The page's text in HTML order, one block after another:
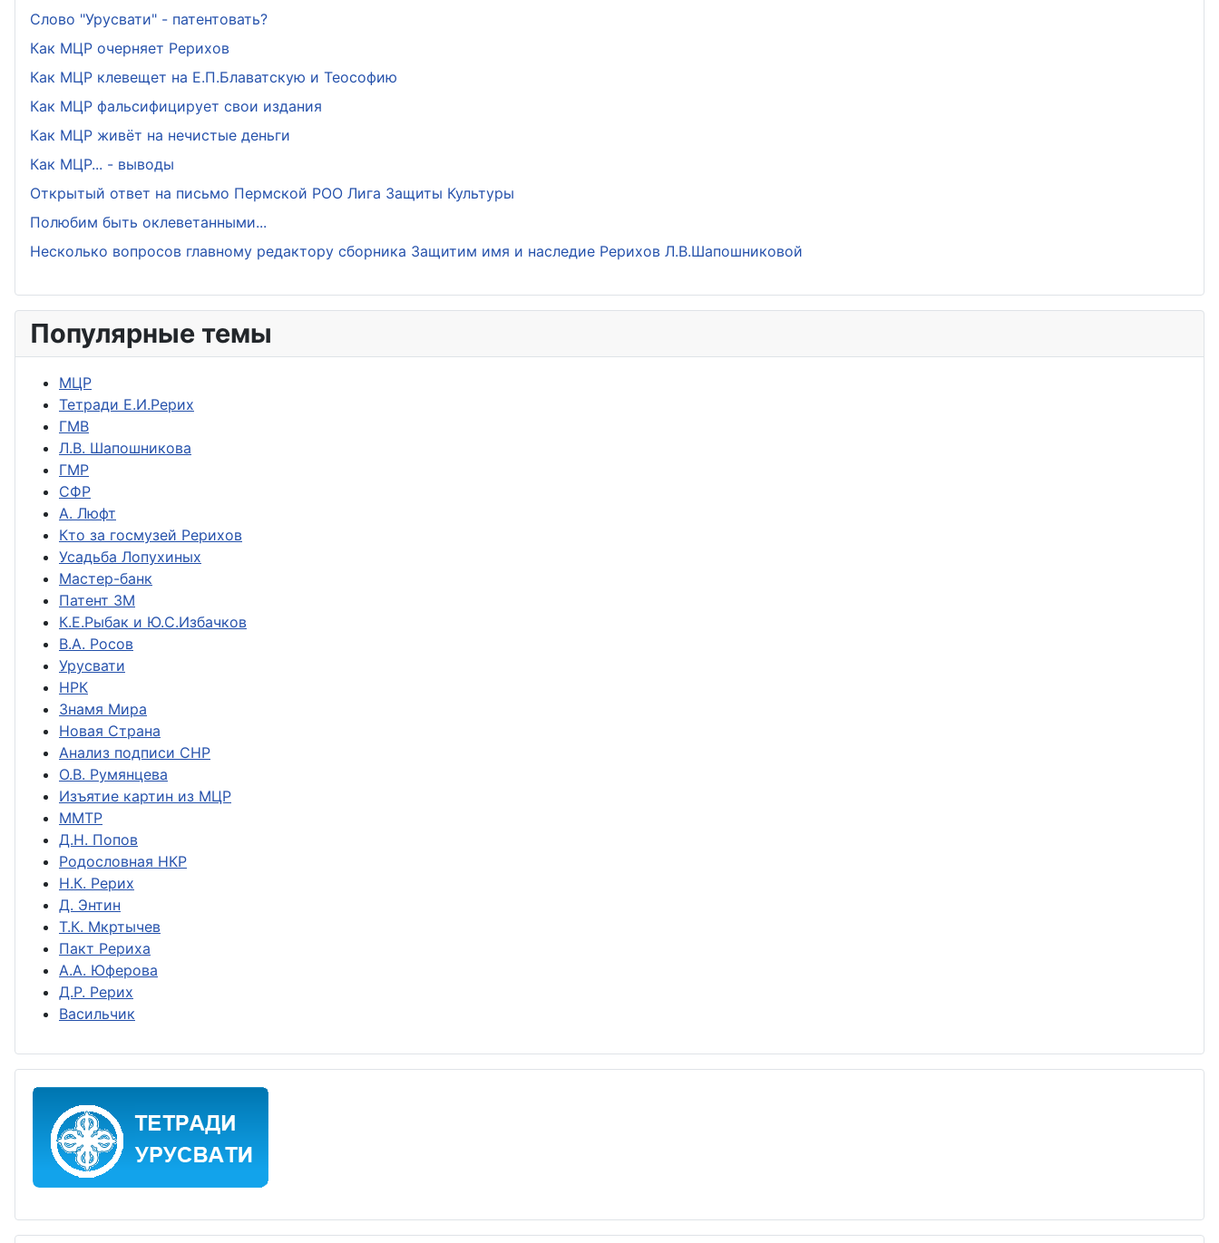
Слово "Урусвати" - патентовать?
Как МЦР очерняет Рерихов
Как МЦР клевещет на Е.П.Блаватскую и Теософию
Как МЦР фальсифицирует свои издания
Как МЦР живёт на нечистые деньги
Как МЦР... - выводы
Открытый ответ на письмо Пермской РОО Лига Защиты Культуры
Полюбим быть оклеветанными...
Несколько вопросов главному редактору сборника Защитим имя и наследие Рерихов Л.В.Шапошниковой
Популярные темы
МЦР
Тетради Е.И.Рерих
ГМВ
Л.В. Шапошникова
ГМР
СФР
А. Люфт
Кто за госмузей Рерихов
Усадьба Лопухиных
Мастер-банк
Патент ЗМ
К.Е.Рыбак и Ю.С.Избачков
В.А. Росов
Урусвати
НРК
Знамя Мира
Новая Страна
Анализ подписи СНР
О.В. Румянцева
Изъятие картин из МЦР
ММТР
Д.Н. Попов
Родословная НКР
Н.К. Рерих
Д. Энтин
Т.К. Мкртычев
Пакт Рериха
А.А. Юферова
Д.Р. Рерих
Васильчик